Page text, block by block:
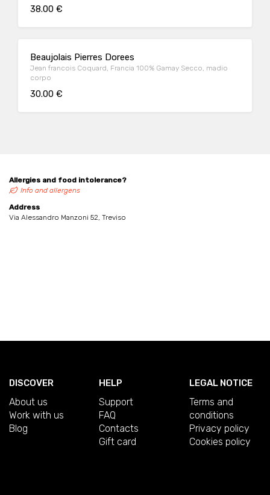
38.00 €
Beaujolais Pierres Dorees
Jean francois Coquard, Francia 100% Gamay Secco, madio
corpo
30.00 €
Allergies and food intolerance?
Info and allergens
Address
Via Alessandro Manzoni 52, Treviso
DISCOVER
About us
Work with us
Blog
HELP
Support
FAQ
Contacts
Gift card
LEGAL NOTICE
Terms and
conditions
Privacy policy
Cookies policy